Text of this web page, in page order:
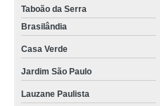
Taboão da Serra
Brasilândia
Casa Verde
Jardim São Paulo
Lauzane Paulista